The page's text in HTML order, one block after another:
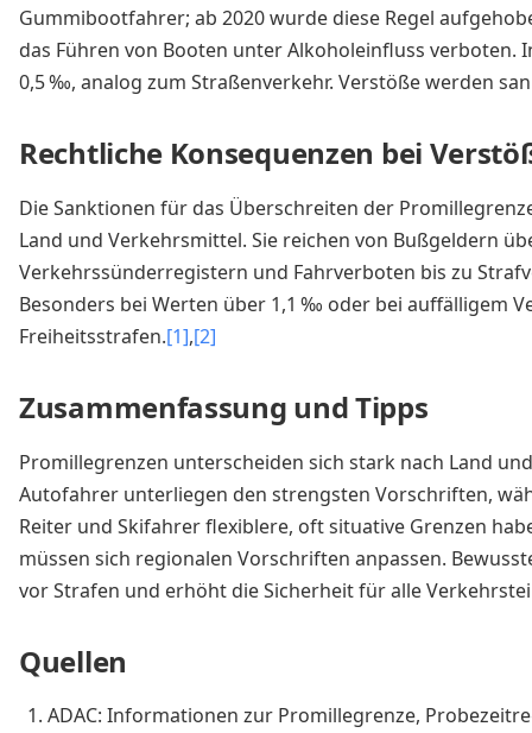
Gummibootfahrer; ab 2020 wurde diese Regel
das Führen von Booten unter Alkoholeinfluss verboten.
0,5 ‰, analog zum Straßenverkehr. Verstöße werden
Rechtliche Konsequenzen bei
Die Sanktionen für das Überschreiten der
Land und Verkehrsmittel. Sie reichen von Bußgeldern
Verkehrssünderregistern und Fahrverboten bis zu
Besonders bei Werten über 1,1 ‰ oder bei auffälligem
Freiheitsstrafen.[1],[2]
Zusammenfassung und Tipps
Promillegrenzen unterscheiden sich stark nach Land
Autofahrer unterliegen den strengsten Vorschriften,
Reiter und Skifahrer flexiblere, oft situative Grenzen
müssen sich regionalen Vorschriften anpassen.
vor Strafen und erhöht die Sicherheit für alle
Quellen
ADAC: Informationen zur Promillegrenze,